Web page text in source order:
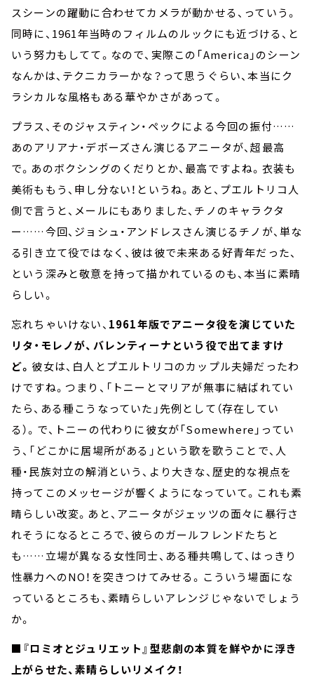
スシーンの躍動に合わせてカメラが動かせる、っていう。
同時に、1961年当時のフィルムのルックにも近づける、と
いう努力もしてて。なので、実際この「America」のシーン
なんかは、テクニカラーかな？って思うぐらい、本当にク
ラシカルな風格もある華やかさがあって。
プラス、そのジャスティン・ペックによる今回の振付……
あのアリアナ・デボーズさん演じるアニータが、超最高
で。あのボクシングのくだりとか、最高ですよね。衣装も
美術ももう、申し分ない！というね。あと、プエルトリコ人
側で言うと、メールにもありました、チノのキャラクタ
ー……今回、ジョシュ・アンドレスさん演じるチノが、単な
る引き立て役ではなく、彼は彼で未来ある好青年だった、
という深みと敬意を持って描かれているのも、本当に素晴
らしい。
忘れちゃいけない、 1961年版でアニータ役を演じていた
リタ・モレノが、バレンティーナという役で出てますけ
ど。 彼女は、白人とプエルトリコのカップル夫婦だったわ
けですね。つまり、「トニーとマリアが無事に結ばれてい
たら、ある種こうなっていた」先例として（存在してい
る）。で、トニーの代わりに彼女が「Somewhere」ってい
う、「どこかに居場所がある」という歌を歌うことで、人
種・民族対立の解消という、より大きな、歴史的な視点を
持ってこのメッセージが響くようになっていて。これも素
晴らしい改変。あと、アニータがジェッツの面々に暴行さ
れそうになるところで、彼らのガールフレンドたちと
も……立場が異なる女性同士、ある種共鳴して、はっきり
性暴力へのNO！を突きつけてみせる。こういう場面にな
っているところも、素晴らしいアレンジじゃないでしょう
か。
■『ロミオとジュリエット』型悲劇の本質を鮮やかに浮き
上がらせた、素晴らしいリメイク！